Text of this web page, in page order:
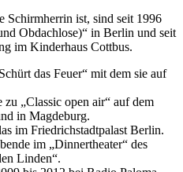
Schirmherrin ist, sind seit 1996
Obdachlose)“ in Berlin und seit
im Kinderhaus Cottbus.
das Feuer“ mit dem sie auf
„Classic open air“ auf dem
in Magdeburg.
im Friedrichstadtpalast Berlin.
im „Dinnertheater“ des
Linden“.